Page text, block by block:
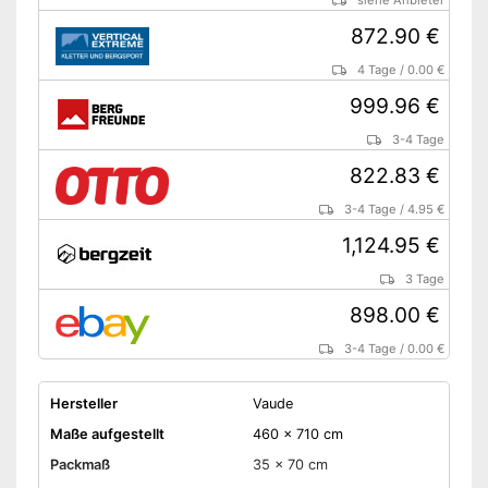
872.90 €
4 Tage /0.00 €
999.96 €
3-4 Tage
822.83 €
3-4 Tage /4.95 €
1,124.95 €
3 Tage
898.00 €
3-4 Tage /0.00 €
Hersteller
Vaude
Maße aufgestellt
460 x 710 cm
Packmaß
35 x 70 cm